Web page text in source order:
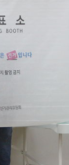
원인 파악 중"
발사"
계속[내일날씨]
…11일 재개
국 무역적자 있어"
압수수색에 '충격·당
등포 순간 '40도'
란 중요임무종사 혐의
801.67 마감
린 6296.38 마감
원 마감